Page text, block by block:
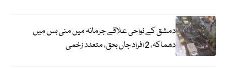
دمشق کے نواحی علاقے جرمانہ میں منی بس میں
دھماکہ، 2 افراد جاں بحق، متعدد زخمی